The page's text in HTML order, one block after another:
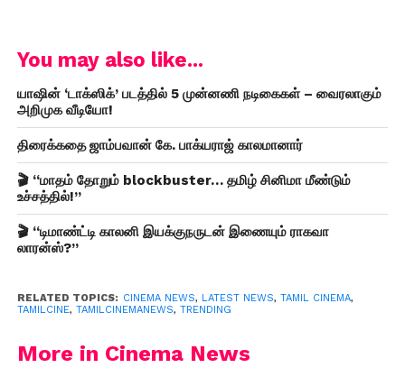
You may also like...
யாஷின் ‘டாக்ஸிக்’ படத்தில் 5 முன்னணி நடிகைகள் – வைரலாகும்
அறிமுக வீடியோ!
திரைக்கதை ஜாம்பவான் கே. பாக்யராஜ் காலமானார்
🎬 “மாதம் தோறும் blockbuster… தமிழ் சினிமா மீண்டும்
உச்சத்தில்!”
🎬 “டிமாண்ட்டி காலனி இயக்குநருடன் இணையும் ராகவா
லாரன்ஸ்?”
RELATED TOPICS: CINEMA NEWS, LATEST NEWS, TAMIL CINEMA,
TAMILCINE, TAMILCINEMANEWS, TRENDING
More in Cinema News